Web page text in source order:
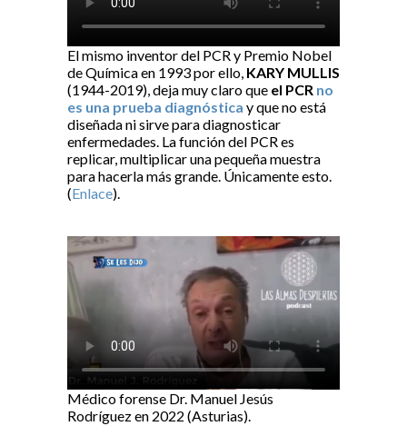
El mismo inventor del PCR y Premio Nobel
de Química en 1993 por ello, KARY MULLIS
(1944-2019), deja muy claro que el PCR no
es una prueba diagnóstica y que no está
diseñada ni sirve para diagnosticar
enfermedades. La función del PCR es
replicar, multiplicar una pequeña muestra
para hacerla más grande. Únicamente esto.
(Enlace).
Médico forense Dr. Manuel Jesús
Rodríguez en 2022 (Asturias).